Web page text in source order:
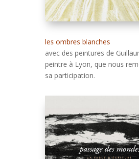
les ombres blanches
avec des peintures de
peintre à Lyon, que nous
sa participation.